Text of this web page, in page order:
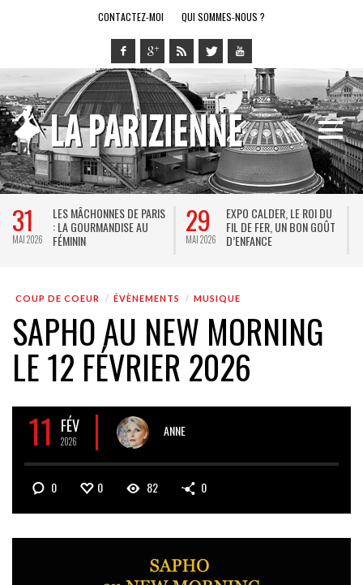
CONTACTEZ-MOI QUI SOMMES-NOUS ?
31
MAI 2026
LES MÂCHONNES DE PARIS
: LA GOURMANDISE AU
FÉMININ
29
MAI 2026
EXPO CALDER, LE ROI DU
FIL DE FER, UN BON GOÛT
D’ENFANCE
COUP DE COEUR ÉVÈNEMENTS MUSIQUE
SAPHO AU NEW MORNING
LE 12 FÉVRIER 2026
11 FÉV
2026
ANNE
0 0 82 0